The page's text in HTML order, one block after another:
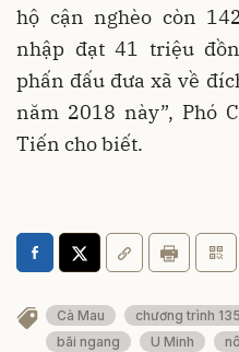
hộ cận nghèo còn
nhập đạt 41 triệu
phấn đấu đưa xã về
năm 2018 này”, Phó
Tiến cho biết.
Cà Mau chương trình 135
bãi ngang
U Minh